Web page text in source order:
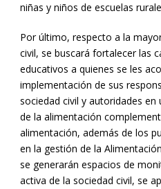
niñas y niños de escuelas
Por último, respecto a la
civil, se buscará fortalecer las
educativos a quienes se les
implementación de sus
sociedad civil y autoridades
de la alimentación
alimentación, además de los
en la gestión de la
se generarán espacios de
activa de la sociedad civil, se